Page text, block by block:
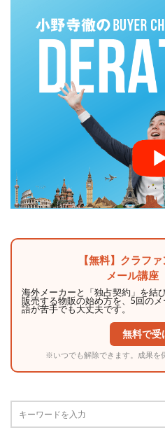
【無料】クラフ
メール講座
海外メーカーと「独占契約」を結
販売する物販の始め方を、5回の
語が苦手でも大丈夫です。
無料で受
※いつでも解除できます。成果を